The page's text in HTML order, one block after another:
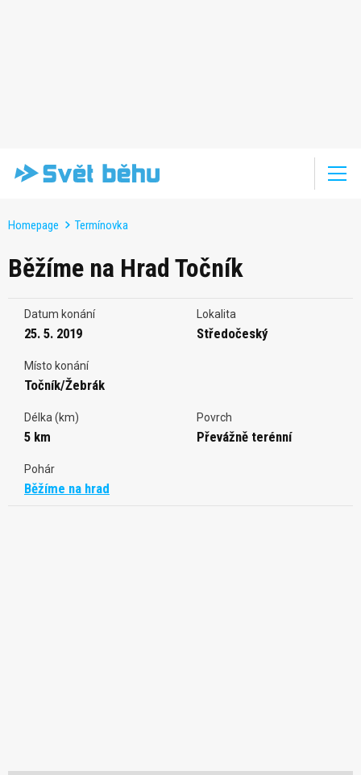
Homepage Termínovka
Běžíme na Hrad Točník
Datum konání
25. 5. 2019
Lokalita
Středočeský
Místo konání
Točník/Žebrák
Délka (km)
5 km
Povrch
Převážně terénní
Pohár
Běžíme na hrad